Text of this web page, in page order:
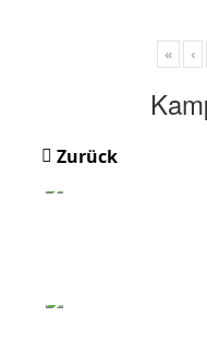
« ‹
Zurück